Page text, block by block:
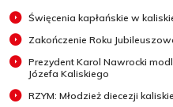
Święcenia kapłańskie w
Zakończenie Roku
Prezydent Karol Nawrocki
Józefa Kaliskiego
RZYM: Młodzież diecezji